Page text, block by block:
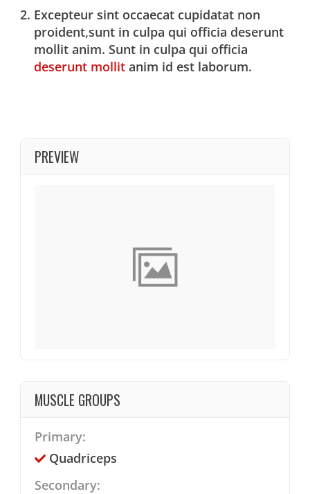
Excepteur sint occaecat cupidatat non
proident,sunt in culpa qui officia deserunt
mollit anim. Sunt in culpa qui officia
deserunt mollit anim id est laborum.
PREVIEW
MUSCLE GROUPS
Primary:
Quadriceps
Secondary: